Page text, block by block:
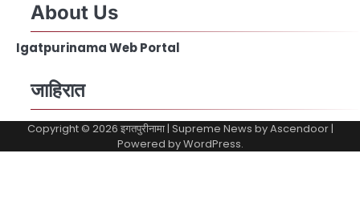
About Us
Igatpurinama Web Portal
जाहिरात
Copyright © 2026 इगतपुरीनामा| Supreme News byAscendoor|
Powered byWordPress.